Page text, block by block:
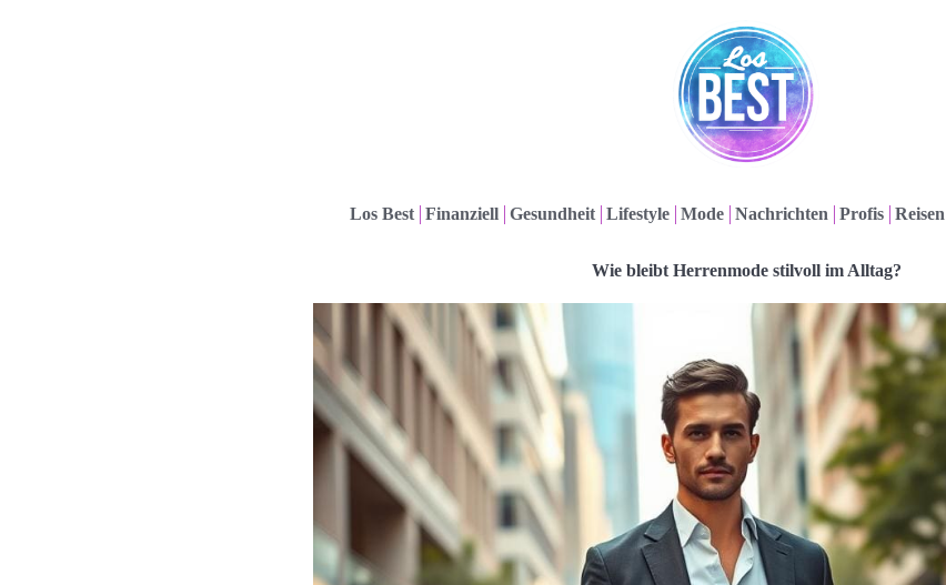
Los Best Finanziell Gesundheit Lifestyle Mode Nachrichten Profis Reisen
Wie bleibt Herrenmode stilvoll im Alltag?